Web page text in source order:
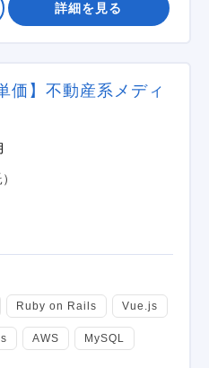
詳細を見る
価】不動産系メディ
Ruby on Rails Vue.js
AWS MySQL